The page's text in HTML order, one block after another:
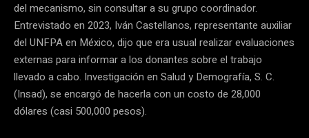
del mecanismo, sin consultar a su grupo coordinador.
Entrevistado en 2023, Iván Castellanos, representante auxiliar
del UNFPA en México, dijo que era usual realizar evaluaciones
externas para informar a los donantes sobre el trabajo
llevado a cabo. Investigación en Salud y Demografía, S. C.
(Insad), se encargó de hacerla con un costo de 28,000
dólares (casi 500,000 pesos).